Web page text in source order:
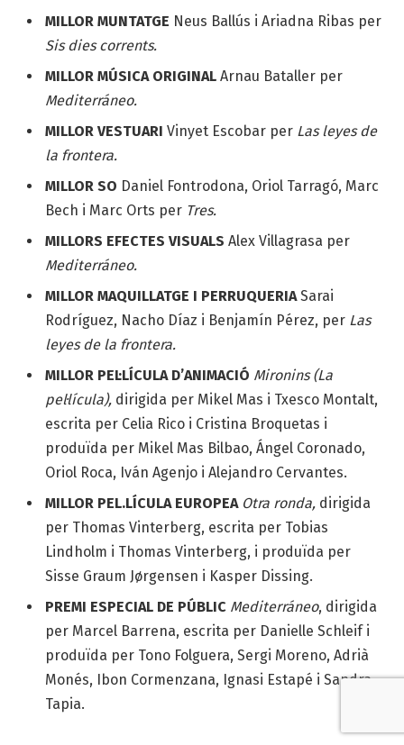
MILLOR MUNTATGE Neus Ballús i Ariadna Ribas per
Sis dies corrents.
MILLOR MÚSICA ORIGINAL Arnau Bataller per
Mediterráneo.
MILLOR VESTUARI Vinyet Escobar per Las leyes de
la frontera.
MILLOR SO Daniel Fontrodona, Oriol Tarragó, Marc
Bech i Marc Orts per Tres.
MILLORS EFECTES VISUALS Alex Villagrasa per
Mediterráneo.
MILLOR MAQUILLATGE I PERRUQUERIASarai
Rodríguez, Nacho Díaz i Benjamín Pérez, per Las
leyes de la frontera.
MILLOR PEL·LÍCULA D’ANIMACIÓ Mironins (La
pel·lícula), dirigida per Mikel Mas i Txesco Montalt,
escrita per Celia Rico i Cristina Broquetas i
produïda per Mikel Mas Bilbao, Ángel Coronado,
Oriol Roca, Iván Agenjo i Alejandro Cervantes.
MILLOR PEL.LÍCULA EUROPEA Otra ronda, dirigida
per Thomas Vinterberg, escrita per Tobias
Lindholm i Thomas Vinterberg, i produïda per
Sisse Graum Jørgensen i Kasper Dissing.
PREMI ESPECIAL DE PÚBLIC Mediterráneo, dirigida
per Marcel Barrena, escrita per Danielle Schleif i
produïda per Tono Folguera, Sergi Moreno, Adrià
Monés, Ibon Cormenzana, Ignasi Estapé i Sandra
Tapia.